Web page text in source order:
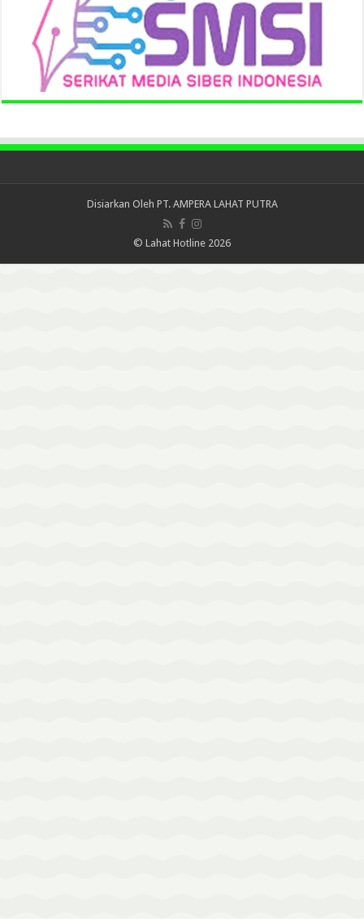
Disiarkan Oleh PT. AMPERA LAHAT PUTRA
© Lahat Hotline 2026